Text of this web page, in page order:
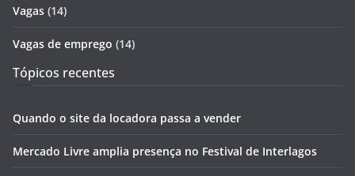
Vagas (14)
Vagas de emprego (14)
Tópicos recentes
Quando o site da locadora passa a vender
Mercado Livre amplia presença no Festival de Interlagos